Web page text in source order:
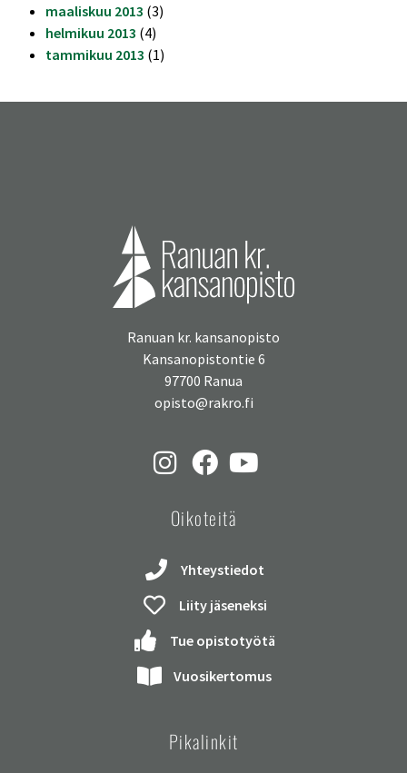
maaliskuu 2013 (3)
helmikuu 2013 (4)
tammikuu 2013 (1)
Ranuan kr. kansanopisto
Kansanopistontie 6
97700 Ranua
opisto@rakro.fi
Oikoteitä
Yhteystiedot
Liity jäseneksi
Tue opistotyötä
Vuosikertomus
Pikalinkit